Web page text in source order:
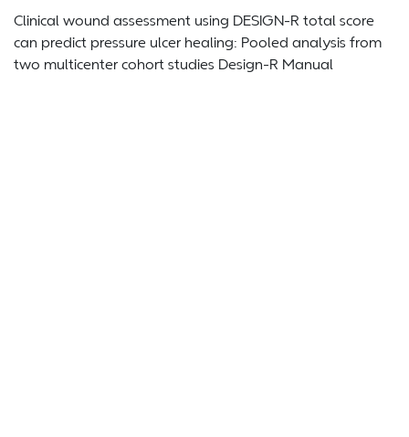
Clinical wound assessment using DESIGN-R total score
can predict pressure ulcer healing: Pooled analysis from
two multicenter cohort studies Design-R Manual